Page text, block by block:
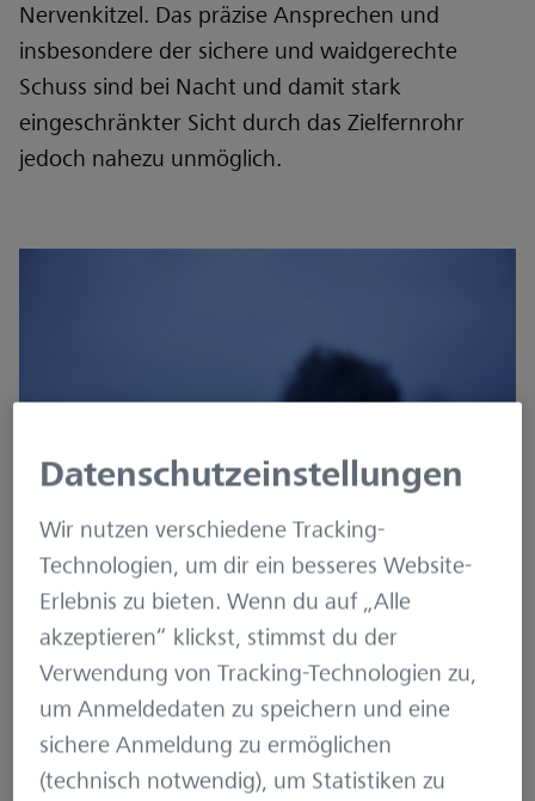
Nervenkitzel. Das präzise Ansprechen und
insbesondere der sichere und waidgerechte
Schuss sind bei Nacht und damit stark
eingeschränkter Sicht durch das Zielfernrohr
jedoch nahezu unmöglich.
Datenschutzeinstellungen
Wir nutzen verschiedene Tracking-
Technologien, um dir ein besseres Website-
Erlebnis zu bieten. Wenn du auf „Alle
akzeptieren“ klickst, stimmst du der
Verwendung von Tracking-Technologien zu,
um Anmeldedaten zu speichern und eine
sichere Anmeldung zu ermöglichen
(technisch notwendig), um Statistiken zu